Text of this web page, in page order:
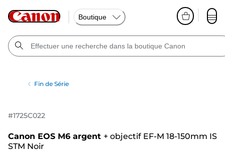
Boutique
Fin de Série
#1725C022
Canon EOS M6 argent + objectif EF-M 18-150mm IS
STM Noir